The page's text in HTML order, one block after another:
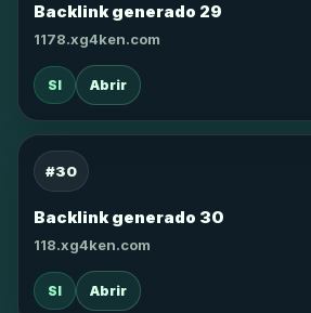
Backlink generado 29
1178.xg4ken.com
SI Abrir
#30
Backlink generado 30
118.xg4ken.com
SI Abrir